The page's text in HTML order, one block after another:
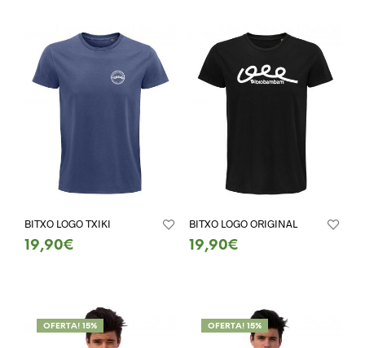
BITXO LOGO TXIKI
19,90€
BITXO LOGO ORIGINAL
19,90€
OFERTA! 15% OFERTA! 15%